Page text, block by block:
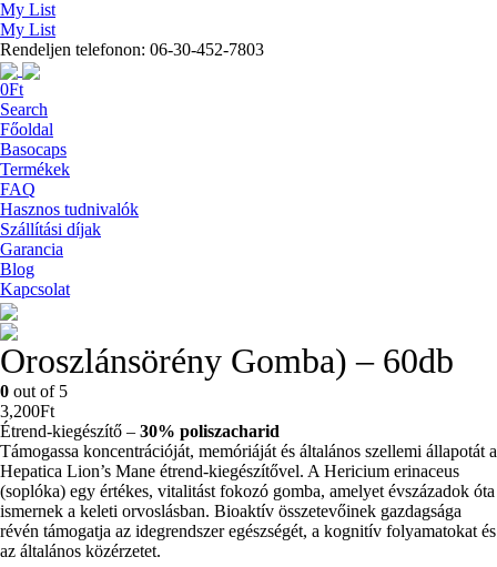
My List
My List
Rendeljen telefonon: 06-30-452-7803
0Ft
Search
Főoldal
Basocaps
Termékek
FAQ
Hasznos tudnivalók
Szállítási díjak
Garancia
Blog
Kapcsolat
Oroszlánsörény Gomba) – 60db
0 out of 5
3,200Ft
Étrend-kiegészítő – 30% poliszacharid
Támogassa koncentrációját, memóriáját és általános szellemi állapotát a
Hepatica Lion’s Mane étrend-kiegészítővel. A Hericium erinaceus
(soplóka) egy értékes, vitalitást fokozó gomba, amelyet évszázadok óta
ismernek a keleti orvoslásban. Bioaktív összetevőinek gazdagsága
révén támogatja az idegrendszer egészségét, a kognitív folyamatokat és
az általános közérzetet.